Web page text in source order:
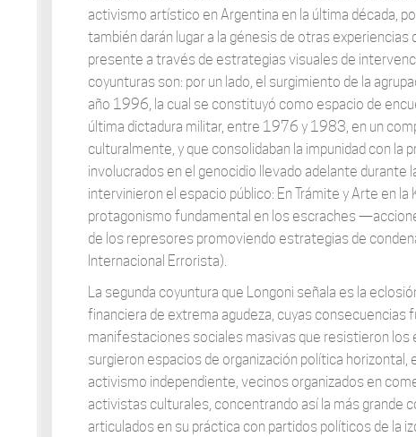
activismo artístico en Argentina en la última década,
también darán lugar a la génesis de otras
presente a través de estrategias visuales de
coyunturas son: por un lado, el surgimiento de la
año 1996, la cual se constituyó como espacio de
última dictadura militar, entre 1976 y 1983, en un
culturalmente, y que consolidaban la impunidad con la
involucrados en el genocidio llevado adelante
intervinieron el espacio público: En Trámite y Arte en
protagonismo fundamental en los escraches
de los represores promoviendo estrategias de
Internacional Errorista).
La segunda coyuntura que Longoni señala es la
financiera de extrema agudeza, cuyas
manifestaciones sociales masivas que resistieron
surgieron espacios de organización política
activismo independiente, vecinos organizados en
activistas culturales, concentrando así la más grande
articulados en su práctica con partidos políticos de la